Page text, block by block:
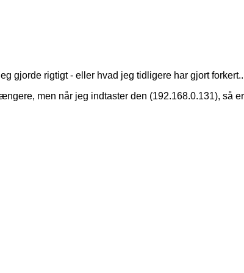
gjorde rigtigt - eller hvad jeg tidligere har gjort
men når jeg indtaster den (192.168.0.131), så